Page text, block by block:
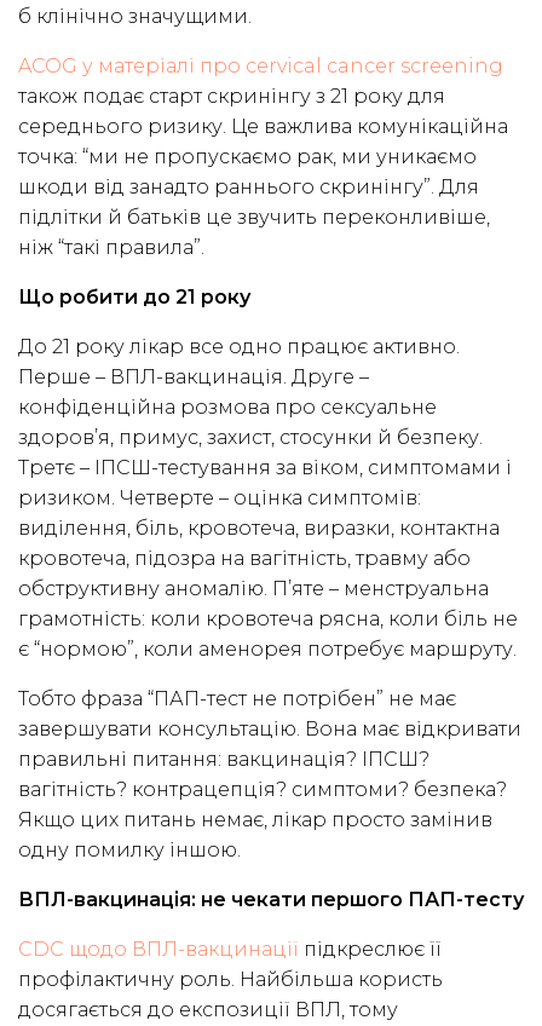
б клінічно значущими.
ACOG у матеріалі про cervical cancer screening
також подає старт скринінгу з 21 року для
середнього ризику. Це важлива комунікаційна
точка: “ми не пропускаємо рак, ми уникаємо
шкоди від занадто раннього скринінгу”. Для
підлітки й батьків це звучить переконливіше,
ніж “такі правила”.
Що робити до 21 року
До 21 року лікар все одно працює активно.
Перше – ВПЛ-вакцинація. Друге –
конфіденційна розмова про сексуальне
здоров’я, примус, захист, стосунки й безпеку.
Третє – ІПСШ-тестування за віком, симптомами і
ризиком. Четверте – оцінка симптомів:
виділення, біль, кровотеча, виразки, контактна
кровотеча, підозра на вагітність, травму або
обструктивну аномалію. П’яте – менструальна
грамотність: коли кровотеча рясна, коли біль не
є “нормою”, коли аменорея потребує маршруту.
Тобто фраза “ПАП-тест не потрібен” не має
завершувати консультацію. Вона має відкривати
правильні питання: вакцинація? ІПСШ?
вагітність? контрацепція? симптоми? безпека?
Якщо цих питань немає, лікар просто замінив
одну помилку іншою.
ВПЛ-вакцинація: не чекати першого ПАП-тесту
CDC щодо ВПЛ-вакцинації підкреслює її
профілактичну роль. Найбільша користь
досягається до експозиції ВПЛ, тому